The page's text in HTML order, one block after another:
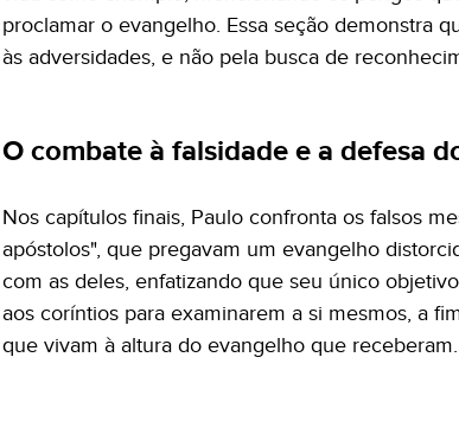
proclamar o evangelho. Essa seção demonstra
às adversidades, e não pela busca de
O combate à falsidade e a defesa
Nos capítulos finais, Paulo confronta os falsos
apóstolos", que pregavam um evangelho
com as deles, enfatizando que seu único
aos coríntios para examinarem a si mesmos, a
que vivam à altura do evangelho que receberam.